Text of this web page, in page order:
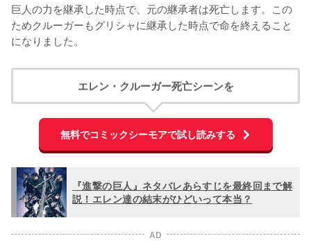
巨人の力を継承した時点で、元の継承者は死亡します。この
ためクルーガーもグリシャに継承した時点で命を終えること
になりました。
エレン・クルーガー死亡シーンを
無料でコミックシーモアで試し読みする
『進撃の巨人』ネタバレあらすじを最終回まで解
説！エレン達の結末がひどいって本当？
AD